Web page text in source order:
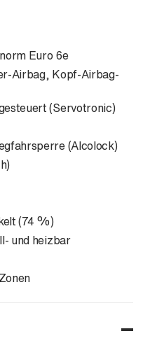
Euro 6e
Airbag, Kopf-Airbag-
(Servotronic)
(Alcolock)
(74 %)
und heizbar